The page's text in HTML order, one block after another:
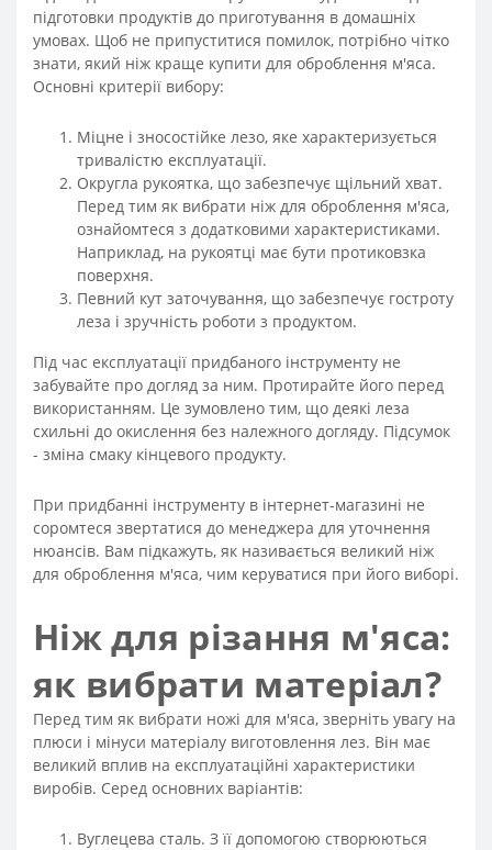
підготовки продуктів до приготування в домашніх
умовах. Щоб не припуститися помилок, потрібно чітко
знати, який ніж краще купити для оброблення м'яса.
Основні критерії вибору:
Міцне і зносостійке лезо, яке характеризується
тривалістю експлуатації.
Округла рукоятка, що забезпечує щільний хват.
Перед тим як вибрати ніж для оброблення м'яса,
ознайомтеся з додатковими характеристиками.
Наприклад, на рукоятці має бути протиковзка
поверхня.
Певний кут заточування, що забезпечує гостроту
леза і зручність роботи з продуктом.
Під час експлуатації придбаного інструменту не
забувайте про догляд за ним. Протирайте його перед
використанням. Це зумовлено тим, що деякі леза
схильні до окислення без належного догляду. Підсумок
- зміна смаку кінцевого продукту.
При придбанні інструменту в інтернет-магазині не
соромтеся звертатися до менеджера для уточнення
нюансів. Вам підкажуть, як називається великий ніж
для оброблення м'яса, чим керуватися при його виборі.
Ніж для різання м'яса:
як вибрати матеріал?
Перед тим як вибрати ножі для м'яса, зверніть увагу на
плюси і мінуси матеріалу виготовлення лез. Він має
великий вплив на експлуатаційні характеристики
виробів. Серед основних варіантів:
Вуглецева сталь. З її допомогою створюються